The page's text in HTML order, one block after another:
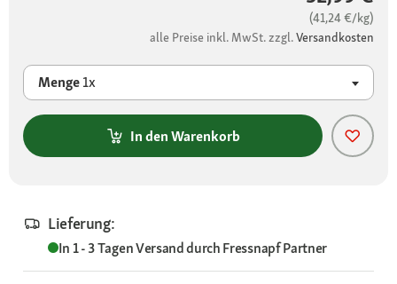
(41,24 €/kg)
alle Preise inkl. MwSt. zzgl.Versandkosten
Menge1x
In den Warenkorb
Lieferung:
In 1 - 3 TagenVersand durchFressnapf Partner